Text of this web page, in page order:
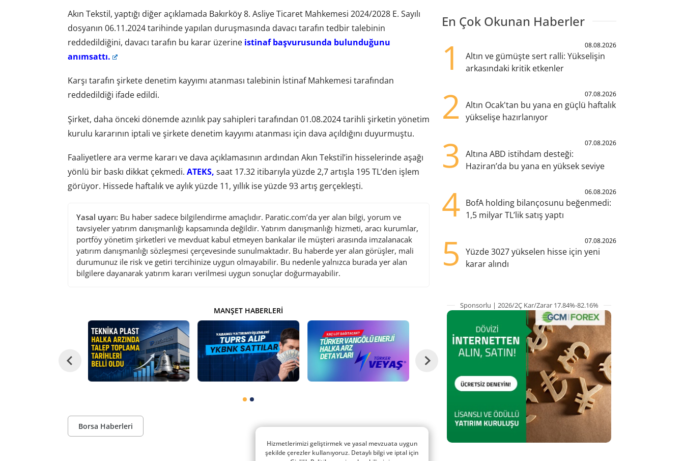
Akın Tekstil, yaptığı diğer açıklamada Bakırköy 8. Asliye Ticaret Mahkemesi 2024/2028 E. Sayılı
dosyanın 06.11.2024 tarihinde yapılan duruşmasında davacı tarafın tedbir talebinin
reddedildiğini, davacı tarafın bu karar üzerine istinaf başvurusunda bulunduğunu
anımsattı.
Karşı tarafın şirkete denetim kayyımı atanması talebinin İstinaf Mahkemesi tarafından
reddedildiği ifade edildi.
Şirket, daha önceki dönemde azınlık pay sahipleri tarafından 01.08.2024 tarihli şirketin yönetim
kurulu kararının iptali ve şirkete denetim kayyımı atanması için dava açıldığını duyurmuştu.
Faaliyetlere ara verme kararı ve dava açıklamasının ardından Akın Tekstil’in hisselerinde aşağı
yönlü bir baskı dikkat çekmedi. ATEKS, saat 17.32 itibarıyla yüzde 2,7 artışla 195 TL’den işlem
görüyor. Hissede haftalık ve aylık yüzde 11, yıllık ise yüzde 93 artış gerçekleşti.
Yasal uyarı: Bu haber sadece bilgilendirme amaçlıdır. Paratic.com’da yer alan bilgi, yorum ve
tavsiyeler yatırım danışmanlığı kapsamında değildir. Yatırım danışmanlığı hizmeti, aracı kurumlar,
portföy yönetim şirketleri ve mevduat kabul etmeyen bankalar ile müşteri arasında imzalanacak
yatırım danışmanlığı sözleşmesi çerçevesinde sunulmaktadır. Bu haberde yer alan görüşler, mali
durumunuz ile risk ve getiri tercihinize uygun olmayabilir. Bu nedenle yalnızca burada yer alan
bilgilere dayanarak yatırım kararı verilmesi uygun sonuçlar doğurmayabilir.
MANŞET HABERLERI
Borsa Haberleri
En Çok Okunan Haberler
1 08.08.2026
Altın ve gümüşte sert ralli: Yükselişin
arkasındaki kritik etkenler
2 07.08.2026
Altın Ocak'tan bu yana en güçlü haftalık
yükselişe hazırlanıyor
3 07.08.2026
Altına ABD istihdam desteği:
Haziran’da bu yana en yüksek seviye
4 06.08.2026
BofA holding bilançosunu beğenmedi:
1,5 milyar TL’lik satış yaptı
5 07.08.2026
Yüzde 3027 yükselen hisse için yeni
karar alındı
Sponsorlu | 2026/2Ç Kar/Zarar 17.84%-82.16%
Hizmetlerimizi geliştirmek ve yasal mevzuata uygun
şekilde çerezler kullanıyoruz. Detaylı bilgi ve iptal için